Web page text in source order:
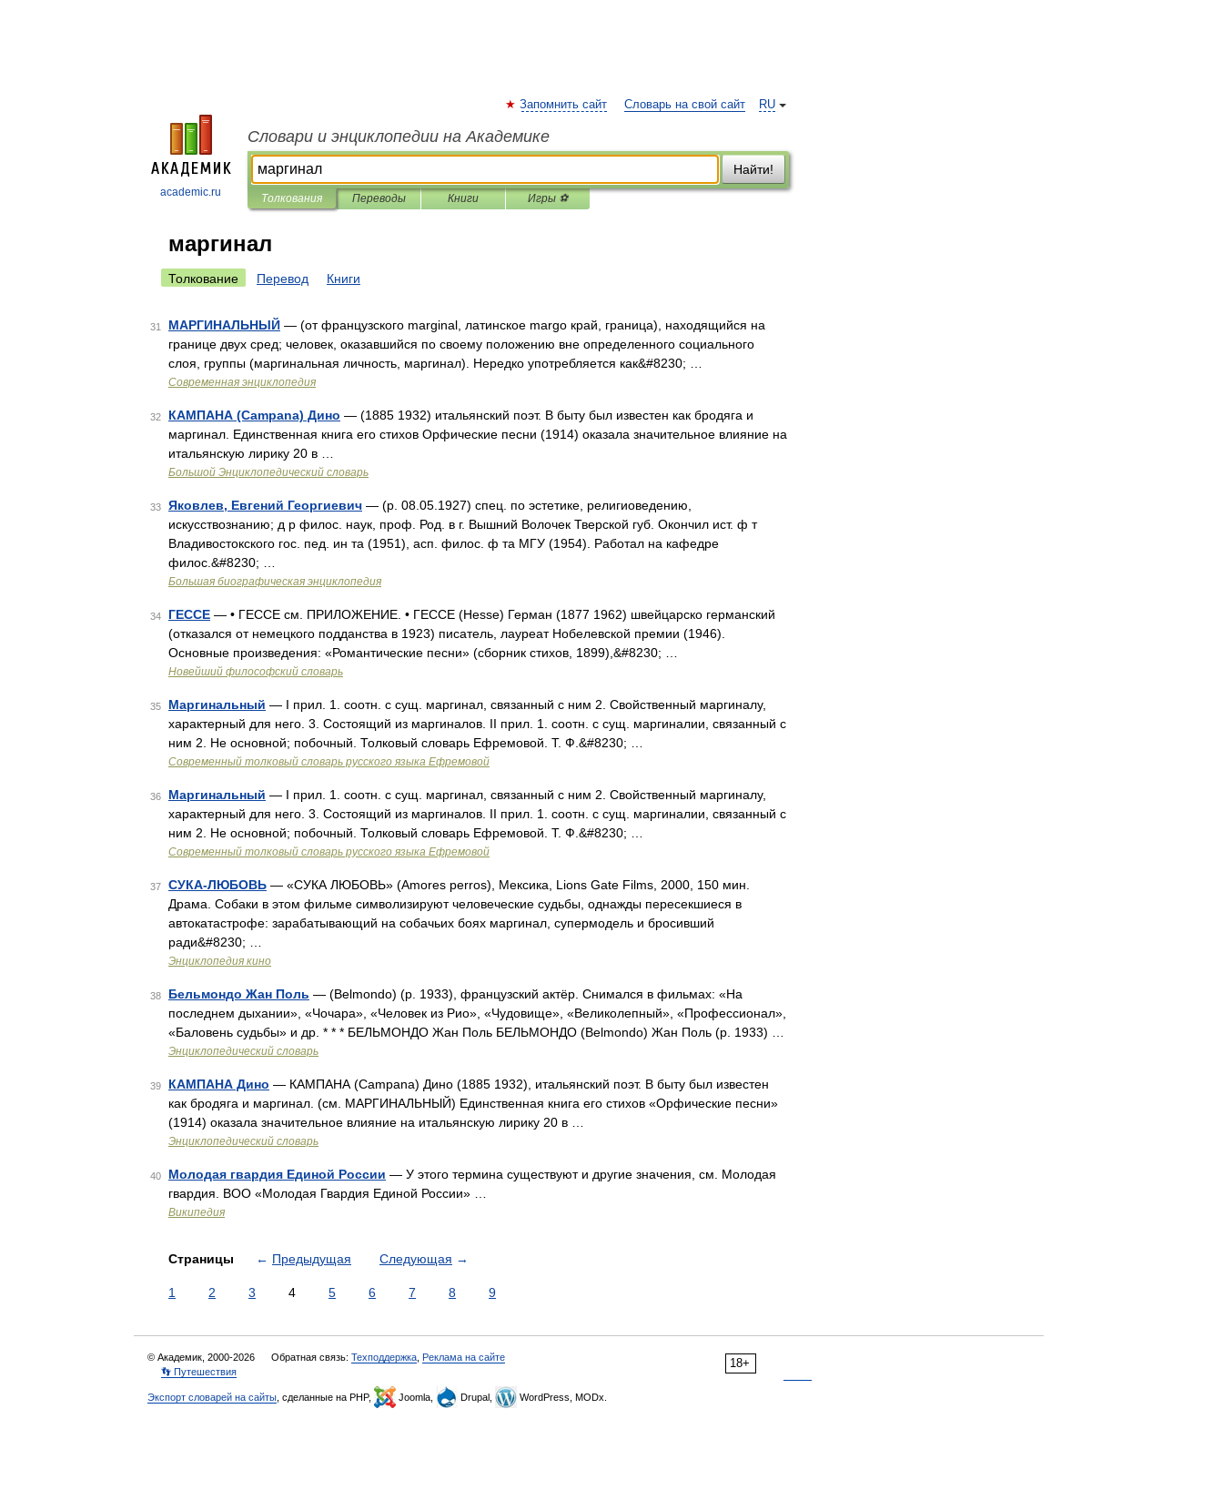
academic.ru
RU
Запомнить сайт Словарь на свой сайт
Словари и энциклопедии на Академике
Найти!
Толкования Переводы Книги Игры ⚽
маргинал
Толкование Перевод Книги
31 МАРГИНАЛЬНЫЙ — (от французского marginal, латинское margo край, граница), находящийся на
границе двух сред; человек, оказавшийся по своему положению вне определенного социального
слоя, группы (маргинальная личность, маргинал). Нередко употребляется как&#8230; …
Современная энциклопедия
32 КАМПАНА (Campana) Дино — (1885 1932) итальянский поэт. В быту был известен как бродяга и
маргинал. Единственная книга его стихов Орфические песни (1914) оказала значительное влияние на
итальянскую лирику 20 в …
Большой Энциклопедический словарь
33 Яковлев, Евгений Георгиевич — (р. 08.05.1927) спец. по эстетике, религиоведению,
искусствознанию; д р филос. наук, проф. Род. в г. Вышний Волочек Тверской губ. Окончил ист. ф т
Владивостокского гос. пед. ин та (1951), асп. филос. ф та МГУ (1954). Работал на кафедре
филос.&#8230; …
Большая биографическая энциклопедия
34 ГЕССЕ — • ГЕССЕ см. ПРИЛОЖЕНИЕ. • ГЕССЕ (Hesse) Герман (1877 1962) швейцарско германский
(отказался от немецкого подданства в 1923) писатель, лауреат Нобелевской премии (1946).
Основные произведения: «Романтические песни» (сборник стихов, 1899),&#8230; …
Новейший философский словарь
35 Маргинальный — I прил. 1. соотн. с сущ. маргинал, связанный с ним 2. Свойственный маргиналу,
характерный для него. 3. Состоящий из маргиналов. II прил. 1. соотн. с сущ. маргиналии, связанный с
ним 2. Не основной; побочный. Толковый словарь Ефремовой. Т. Ф.&#8230; …
Современный толковый словарь русского языка Ефремовой
36 Маргинальный — I прил. 1. соотн. с сущ. маргинал, связанный с ним 2. Свойственный маргиналу,
характерный для него. 3. Состоящий из маргиналов. II прил. 1. соотн. с сущ. маргиналии, связанный с
ним 2. Не основной; побочный. Толковый словарь Ефремовой. Т. Ф.&#8230; …
Современный толковый словарь русского языка Ефремовой
37 СУКА-ЛЮБОВЬ — «СУКА ЛЮБОВЬ» (Amores perros), Мексика, Lions Gate Films, 2000, 150 мин.
Драма. Собаки в этом фильме символизируют человеческие судьбы, однажды пересекшиеся в
автокатастрофе: зарабатывающий на собачьих боях маргинал, супермодель и бросивший
ради&#8230; …
Энциклопедия кино
38 Бельмондо Жан Поль — (Belmondo) (р. 1933), французский актёр. Снимался в фильмах: «На
последнем дыхании», «Чочара», «Человек из Рио», «Чудовище», «Великолепный», «Профессионал»,
«Баловень судьбы» и др. * * * БЕЛЬМОНДО Жан Поль БЕЛЬМОНДО (Belmondo) Жан Поль (р. 1933) …
Энциклопедический словарь
39 КАМПАНА Дино — КАМПАНА (Campana) Дино (1885 1932), итальянский поэт. В быту был известен
как бродяга и маргинал. (см. МАРГИНАЛЬНЫЙ) Единственная книга его стихов «Орфические песни»
(1914) оказала значительное влияние на итальянскую лирику 20 в …
Энциклопедический словарь
40 Молодая гвардия Единой России — У этого термина существуют и другие значения, см. Молодая
гвардия. ВОО «Молодая Гвардия Единой России» …
Википедия
Страницы ← Предыдущая Следующая →
1 2 3 4 5 6 7 8 9
18+
© Академик, 2000-2026 Обратная связь: Техподдержка Реклама на сайте
👣 Путешествия
Экспорт словарей на сайты , сделанные на PHP, Joomla, Drupal, WordPress, MODx.